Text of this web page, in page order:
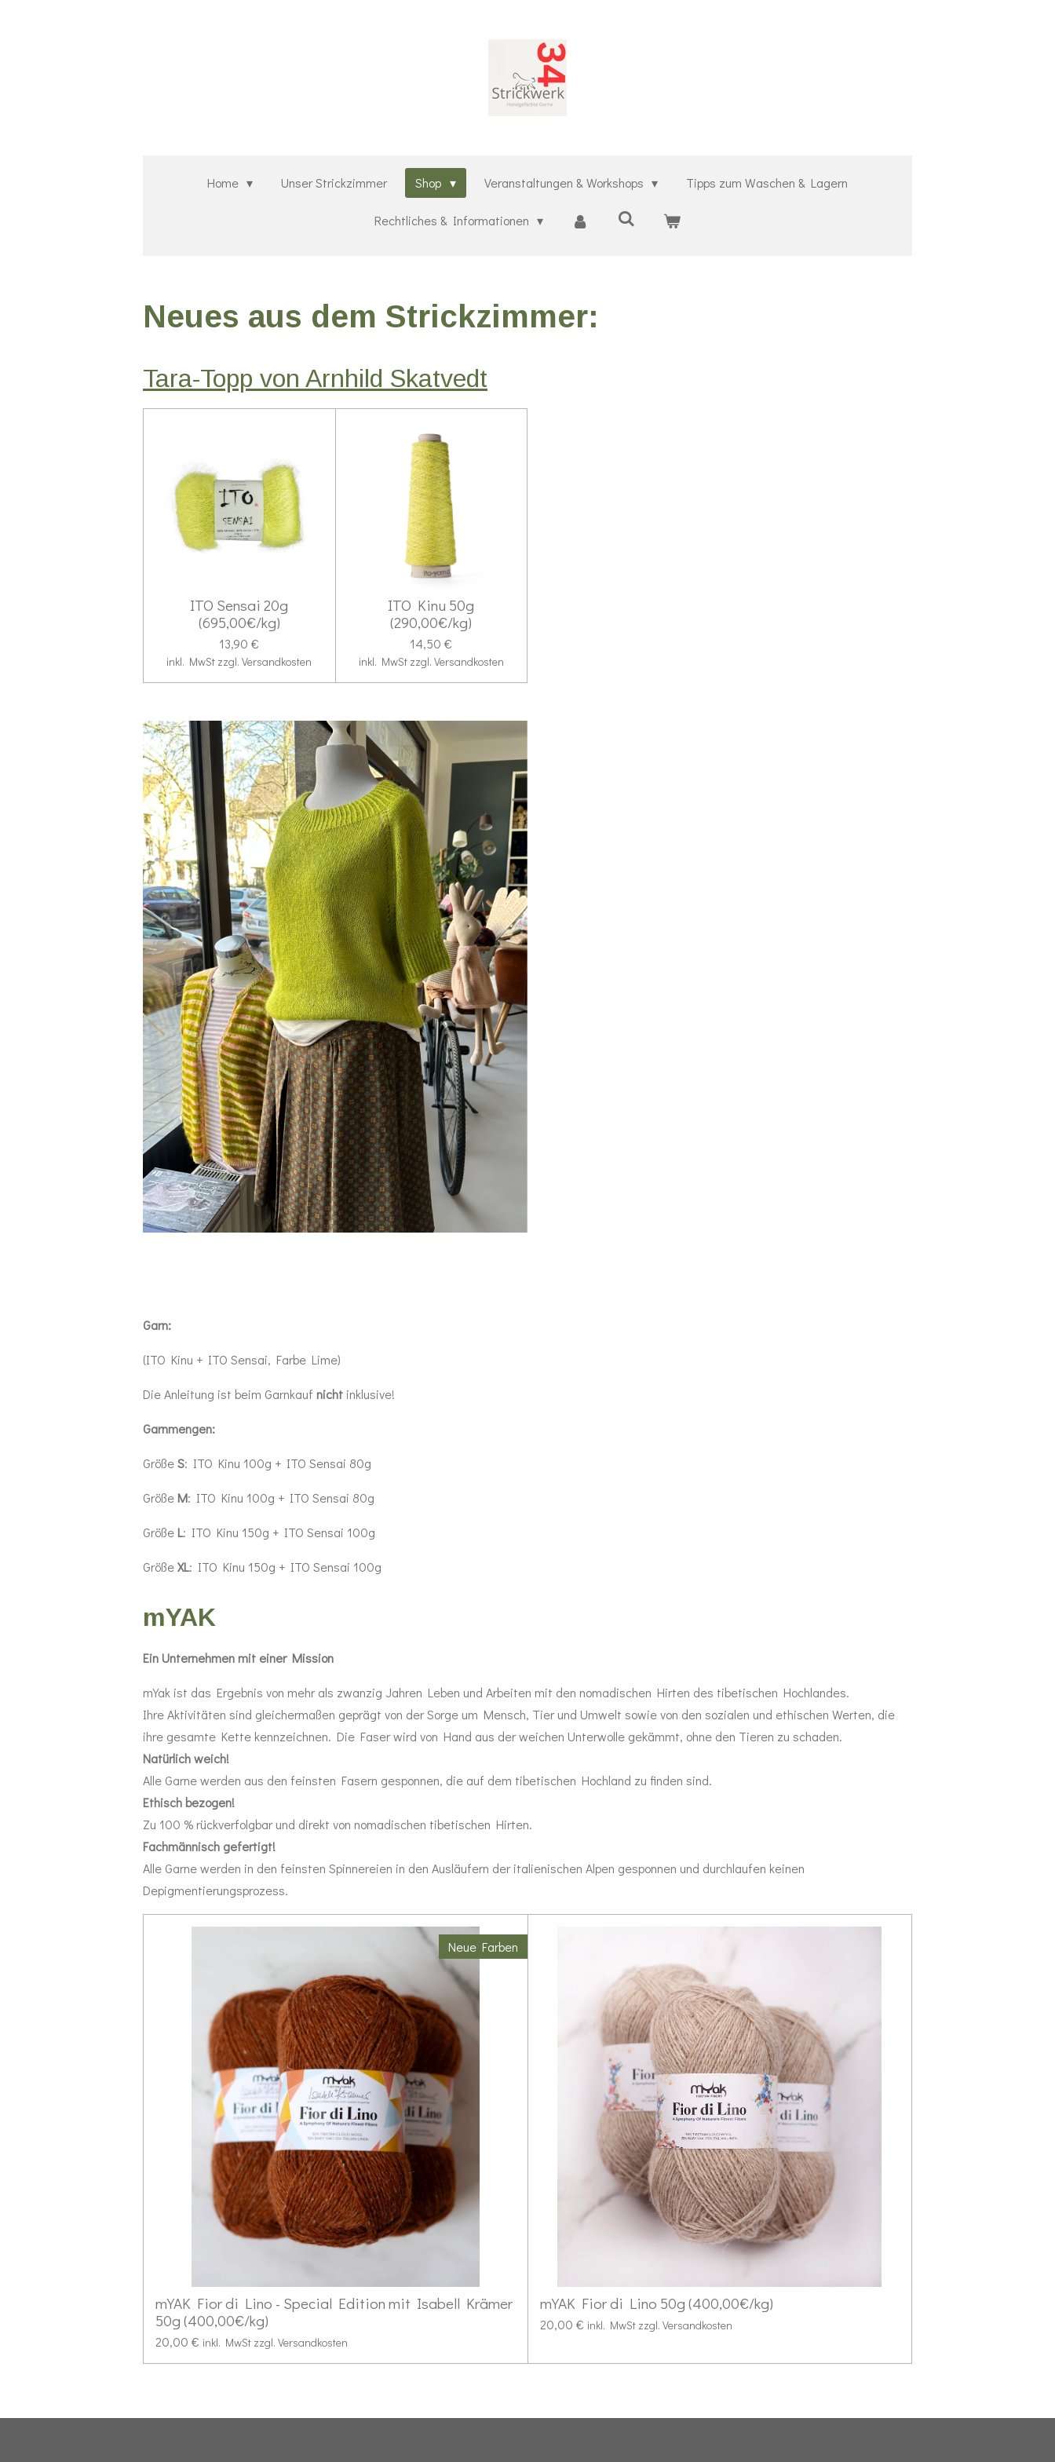
Home Unser Strickzimmer Shop Veranstaltungen & Workshops Tipps zum Waschen & Lagern
Rechtliches & Informationen
Neues aus dem Strickzimmer:
Tara-Topp von Arnhild Skatvedt
ITO Sensai 20g
(695,00€/kg)
13,90 €
inkl. MwSt zzgl. Versandkosten
ITO Kinu 50g
(290,00€/kg)
14,50 €
inkl. MwSt zzgl. Versandkosten
Garn:
(ITO Kinu + ITO Sensai, Farbe Lime)
Die Anleitung ist beim Garnkauf nicht inklusive!
Garnmengen:
GrößeS: ITO Kinu 100g + ITO Sensai 80g
Größe M: ITO Kinu 100g + ITO Sensai 80g
Größe L: ITO Kinu 150g + ITO Sensai 100g
GrößeXL: ITO Kinu 150g + ITO Sensai 100g
mYAK
Ein Unternehmen mit einer Mission
mYak ist das Ergebnis von mehr als zwanzig Jahren Leben und Arbeiten mit den nomadischen Hirten des tibetischen Hochlandes.
Ihre Aktivitäten sind gleichermaßen geprägt von der Sorge um Mensch, Tier und Umwelt sowie von den sozialen und ethischen Werten, die
ihre gesamte Kette kennzeichnen. Die Faser wird von Hand aus der weichen Unterwolle gekämmt, ohne den Tieren zu schaden.
Natürlich weich!
Alle Garne werden aus den feinsten Fasern gesponnen, die auf dem tibetischen Hochland zu finden sind.
Ethisch bezogen!
Zu 100 % rückverfolgbar und direkt von nomadischen tibetischen Hirten.
Fachmännisch gefertigt!
Alle Garne werden in den feinsten Spinnereien in den Ausläufern der italienischen Alpen gesponnen und durchlaufen keinen
Depigmentierungsprozess.
Neue Farben
mYAK Fior di Lino - Special Edition mit Isabell Krämer
50g (400,00€/kg)
20,00 € inkl. MwSt zzgl. Versandkosten
mYAK Fior di Lino 50g (400,00€/kg)
20,00 € inkl. MwSt zzgl. Versandkosten